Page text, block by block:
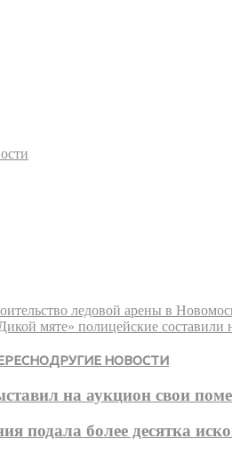
ледовой арены в
мяте» полицейские составили
ДРУГИЕ НОВОСТИ
на аукцион свои
подала более десятка